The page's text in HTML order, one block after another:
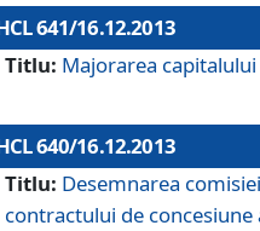
641/16.12.2013
Titlu: Majorarea capitalului
640/16.12.2013
Titlu: Desemnarea
contractului de